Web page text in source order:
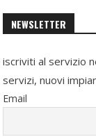
NEWSLETTER
iscriviti al servizio
servizi, nuovi
Email